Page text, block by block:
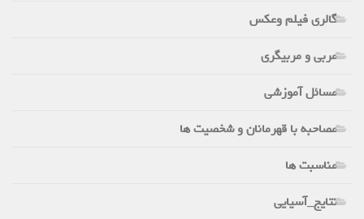
گالری فیلم وعکس
مربی و مربیگری
مسائل آموزشی
مصاحبه با قهرمانان و شخصیت ها
مناسبت ها
نتایج_آسیایی